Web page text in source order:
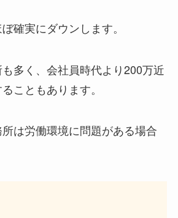
確実にダウンします。
多く、会社員時代より200万近
こともあります。
は労働環境に問題がある場合